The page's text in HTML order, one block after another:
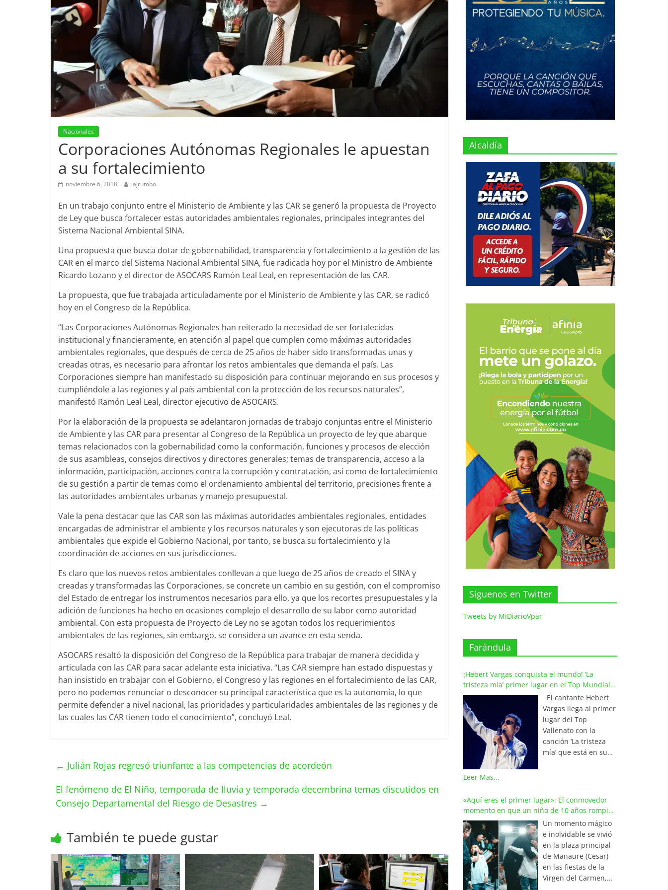
Nacionales
Corporaciones Autónomas Regionales le apuestan
a su fortalecimiento
noviembre 6, 2018 ajrumbo
En un trabajo conjunto entre el Ministerio de Ambiente y las CAR se generó la propuesta de Proyecto
de Ley que busca fortalecer estas autoridades ambientales regionales, principales integrantes del
Sistema Nacional Ambiental SINA.
Una propuesta que busca dotar de gobernabilidad, transparencia y fortalecimiento a la gestión de las
CAR en el marco del Sistema Nacional Ambiental SINA, fue radicada hoy por el Ministro de Ambiente
Ricardo Lozano y el director de ASOCARS Ramón Leal Leal, en representación de las CAR.
La propuesta, que fue trabajada articuladamente por el Ministerio de Ambiente y las CAR, se radicó
hoy en el Congreso de la República.
“Las Corporaciones Autónomas Regionales han reiterado la necesidad de ser fortalecidas
institucional y financieramente, en atención al papel que cumplen como máximas autoridades
ambientales regionales, que después de cerca de 25 años de haber sido transformadas unas y
creadas otras, es necesario para afrontar los retos ambientales que demanda el país. Las
Corporaciones siempre han manifestado su disposición para continuar mejorando en sus procesos y
cumpliéndole a las regiones y al país ambiental con la protección de los recursos naturales”,
manifestó Ramón Leal Leal, director ejecutivo de ASOCARS.
Por la elaboración de la propuesta se adelantaron jornadas de trabajo conjuntas entre el Ministerio
de Ambiente y las CAR para presentar al Congreso de la República un proyecto de ley que abarque
temas relacionados con la gobernabilidad como la conformación, funciones y procesos de elección
de sus asambleas, consejos directivos y directores generales; temas de transparencia, acceso a la
información, participación, acciones contra la corrupción y contratación, así como de fortalecimiento
de su gestión a partir de temas como el ordenamiento ambiental del territorio, precisiones frente a
las autoridades ambientales urbanas y manejo presupuestal.
Vale la pena destacar que las CAR son las máximas autoridades ambientales regionales, entidades
encargadas de administrar el ambiente y los recursos naturales y son ejecutoras de las políticas
ambientales que expide el Gobierno Nacional, por tanto, se busca su fortalecimiento y la
coordinación de acciones en sus jurisdicciones.
Es claro que los nuevos retos ambientales conllevan a que luego de 25 años de creado el SINA y
creadas y transformadas las Corporaciones, se concrete un cambio en su gestión, con el compromiso
del Estado de entregar los instrumentos necesarios para ello, ya que los recortes presupuestales y la
adición de funciones ha hecho en ocasiones complejo el desarrollo de su labor como autoridad
ambiental. Con esta propuesta de Proyecto de Ley no se agotan todos los requerimientos
ambientales de las regiones, sin embargo, se considera un avance en esta senda.
ASOCARS resaltó la disposición del Congreso de la República para trabajar de manera decidida y
articulada con las CAR para sacar adelante esta iniciativa. “Las CAR siempre han estado dispuestas y
han insistido en trabajar con el Gobierno, el Congreso y las regiones en el fortalecimiento de las CAR,
pero no podemos renunciar o desconocer su principal característica que es la autonomía, lo que
permite defender a nivel nacional, las prioridades y particularidades ambientales de las regiones y de
las cuales las CAR tienen todo el conocimiento”, concluyó Leal.
← Julián Rojas regresó triunfante a las competencias de acordeón
El fenómeno de El Niño, temporada de lluvia y temporada decembrina temas discutidos en
Consejo Departamental del Riesgo de Desastres →
También te puede gustar
Alcaldía
Síguenos en Twitter
Tweets by MiDiarioVpar
Farándula
¡Hebert Vargas conquista el mundo! ‘La
tristeza mía’ primer lugar en el Top Mundial
del Vallenato
El cantante Hebert
Vargas llega al primer
lugar del Top
Vallenato con la
canción ‘La tristeza
mía’ que está en su
de los listados
musicales en
Colombia y países de
América y Europa.
Esta emotiva
composición del
maestro Wilfran
Castillo se posicionó
en el primer lugar de
Leer Mas...
«Aquí eres el primer lugar»: El conmovedor
momento en que un niño de 10 años rompió
en llanto al cantar con Iván Villazón
Un momento mágico
e inolvidable se vivió
en la plaza principal
de Manaure (Cesar)
en las fiestas de la
Virgen del Carmen,